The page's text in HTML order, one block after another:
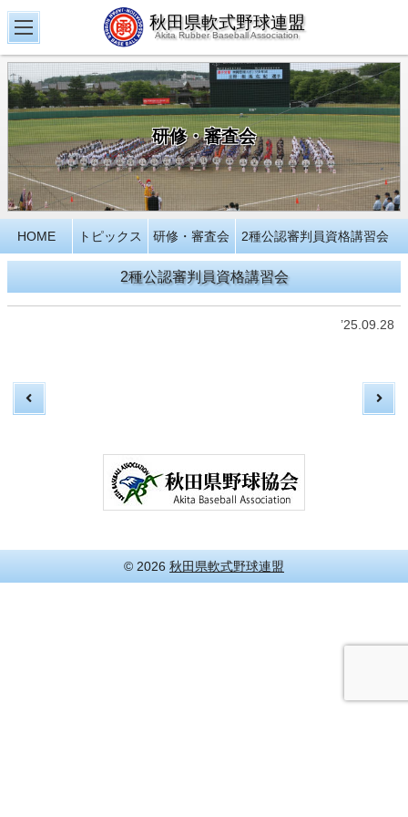
秋田県軟式野球連盟
Akita Rubber Baseball Association
研修・審査会
HOME トピックス 研修・審査会 2種公認審判員資格講習会
2種公認審判員資格講習会
’25.09.28
© 2026 秋田県軟式野球連盟